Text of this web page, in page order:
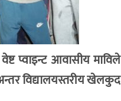
प्वाइन्ट आवासीय माविले
विद्यालयस्तरीय खेलकुद